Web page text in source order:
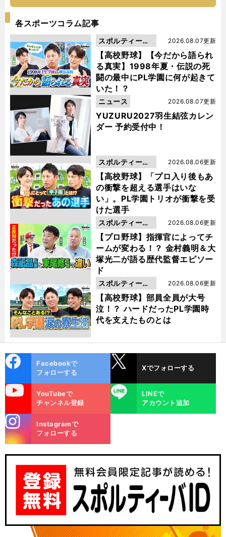
各スポーツコラム記事
【高校野球】【今だから語られ
る真実】1998年夏・伝説の死
闘の最中にPL学園に何が起きて
いた！？
2026.08.07更新
スポルティーバ
動画
YUZURU2027羽生結弦カレン
ダー 予約受付中！
2026.08.07更新
ニュース
【高校野球】「プロ入り後もあ
の衝撃を超える選手はいな
い」。PL学園トリオが衝撃を受
けた選手
2026.08.06更新
スポルティーバ
動画
【プロ野球】指揮官によってチ
ームが変わる！？ 金村義明＆大
塚光二が語る歴代監督エピソー
ド
2026.08.06更新
スポルティーバ
動画
【高校野球】部員全員が大号
泣！？ ハードだったPL学園時
代を支えたものとは
2026.08.06更新
スポルティーバ
動画
ok
Facebookで
フォローする
Xでフォローする
YouTubeで
チャンネル登録
LINE
LINEで
アカウント追加
m
Instagramで
フォローする